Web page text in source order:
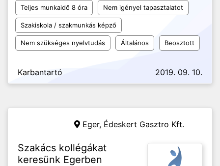
Teljes munkaidő 8 óra Nem igényel tapasztalatot
Szakiskola / szakmunkás képző
Nem szükséges nyelvtudás Általános Beosztott
Karbantartó 2019. 09. 10.
Eger, Édeskert Gasztro Kft.
Szakács kollégákat
keresünk Egerben